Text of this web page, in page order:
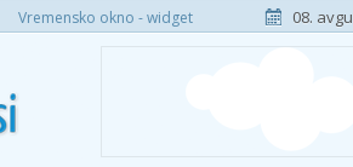
Vremensko okno - widget 08.